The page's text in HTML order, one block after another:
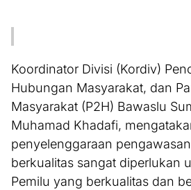
Koordinator Divisi (Kordiv)
Hubungan Masyarakat, dan
Masyarakat (P2H) Bawaslu
Muhamad Khadafi,
penyelenggaraan
berkualitas sangat diperlukan
Pemilu yang berkualitas dan